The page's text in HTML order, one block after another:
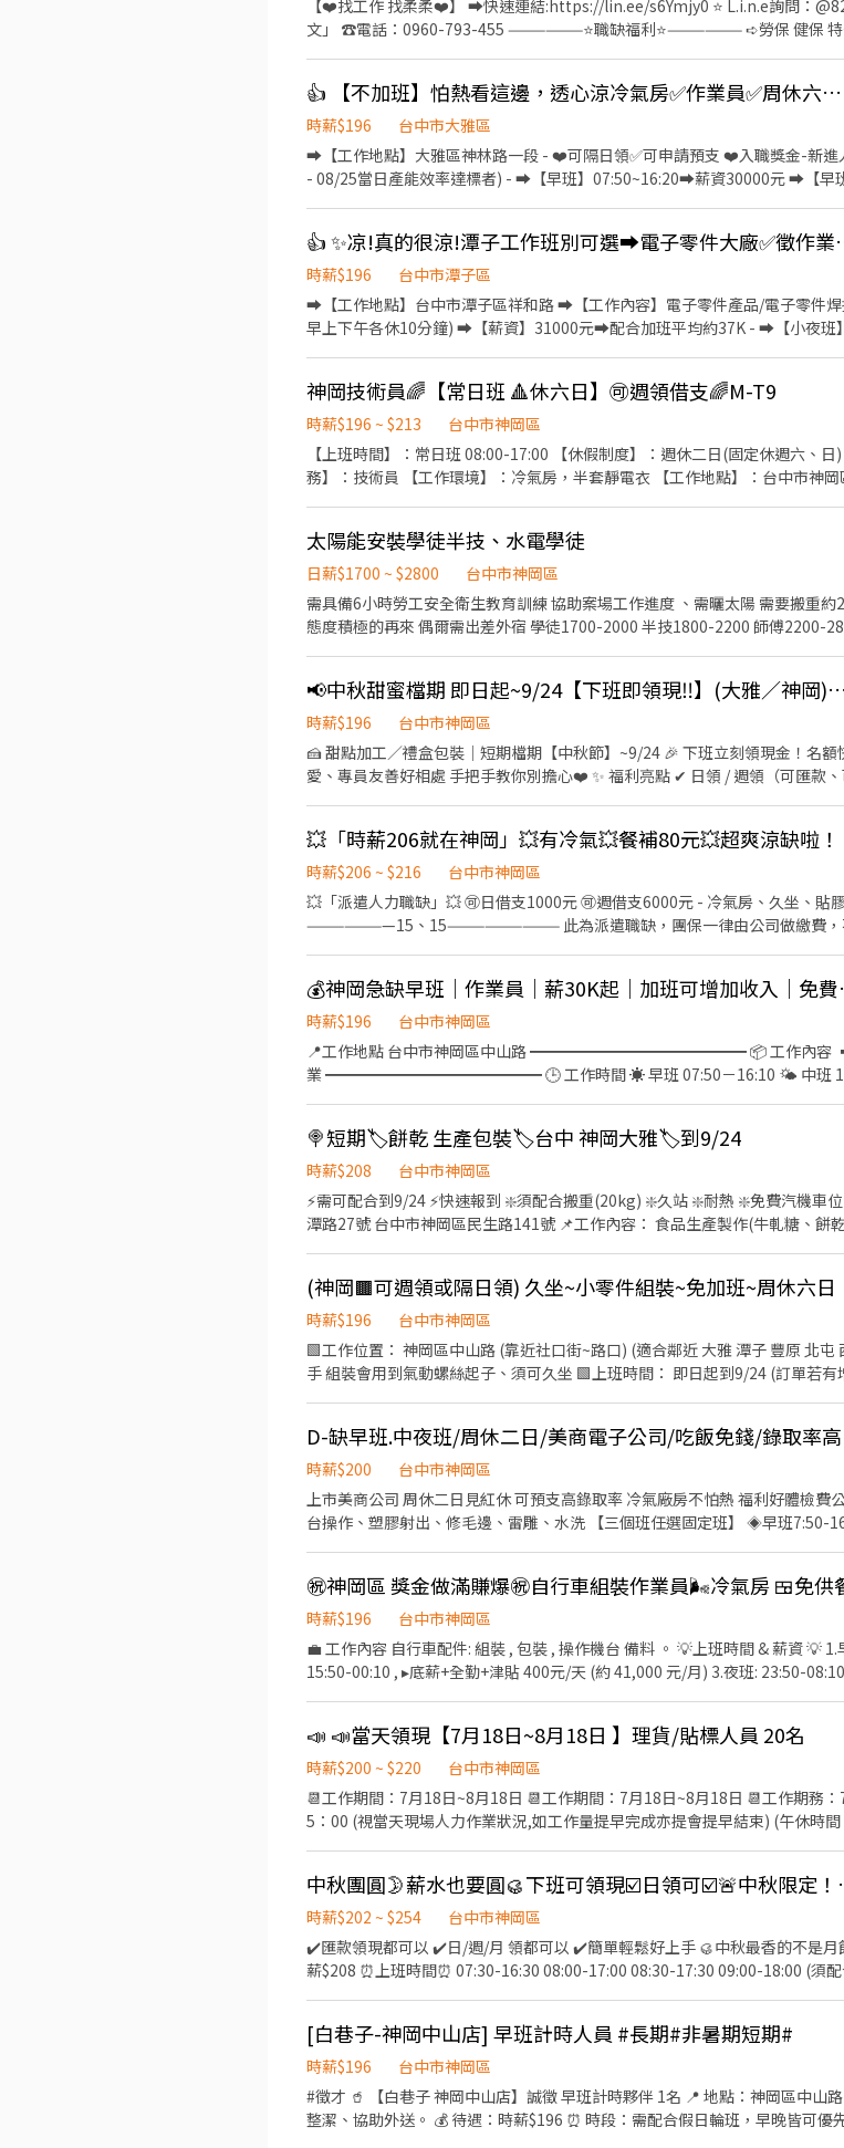
【❤️找工作 找柔柔❤️】 ➡️快速連結:https://lin.ee/s6Ymjy0 ⭐️ L.i.n.e詢問：
文」 ☎️電話：0960-793-455 ——————⭐️職缺福利⭐️—————— ➪勞保 健保 特
休二日 ➡️薪資每月10號發放 大小夜班需在薪夜班實習13:00-21:30(1-3個月) ⭐️培育獎金: 小夜班滿一個月2000元、兩個月4000
元、三個月5000元 大夜班滿一個月3000元、兩個月6000元、三個月8000元 ⭐️加班慰勞獎金: 每三個月累計加班大於 120 小時，
獎金 4000 元 每三個月加班時數大於90小時 未滿120時 獎金2000元 ⭐️久任獎金: 滿1個月1000元、滿3個月3000 元、滿6個月
3000 元 —————— ❁工作內容 ❁——————— ▪ 電子零
👍 【不加班】怕熱看這邊，透心涼冷氣房✅作業員✅周休六日👌免經驗可-綠
時薪$196
台中市大雅區
➡️【工作地點】大雅區神林路一段 - ❤️可隔日領✅可申請預支 ❤️入職獎金-新
- 08/25當日產能效率達標者) - ➡️【早班】07:50~16:20➡️薪資30000元 ➡️【早
名品牌手機加工 CNC機台操作.流水線組裝操作.品檢(依履歷安排部門.久站久
周休六日 ✅【安心就業】享有勞保.健保.團保.特休.勞退 ✅【吃飯】早中班免
【 我 要 應 徵 】 投遞履歷➡快速接洽面試 - ╔~~♥~~♥~~⭐️【 應徵方式
電話:0933670253 ☎️加賴詢問:@927wcdri 陳嘉嘉 ➡️火速找嘉嘉 https://
⭐️~~♥~~♥~~╝
👍 ✨凉!真的很
時薪$196
台中市潭子區
➡️【工作地點】台中市潭子區祥和路 ➡️【工作內容】電子零件產品/電子零件
早上下午各休10分鐘) ➡️【薪資】31000元➡️配合加班平均約37K - ➡️【小夜班
塊/H ➡️薪資39K起.配合加班平均約45K ✨需在新夜班實習(13:00~21:30) ❤️培
個月:8000元 - ❤️久任獎金❤️ 滿1個月可領1000元/次;滿3個月可領3000元/次;滿
✅【休假制度】周休六日 ✅【安心就業】享有勞保.健保.團保.特休.勞退 ✅【
✅【免費車位】免費汽機車停車位 - ❤️請先按 【 我 要 應 徵 】 投遞履歷➡快
⭐️~~♥~~♥~~╗ ↓↓找嘉嘉 工作攏低嘉↓↓ ☎️連絡電話:0933670253 ☎️加賴
https://lin.ee/Y30dLdb ╚~~♥~~♥~~⭐️【 快速找工作 】⭐️~~♥~~♥~~╝
神岡技術員🌈【常日班 🔺休六日】🉑週領借支🌈M-T9
時薪$196 ~ $213
台中市神岡區
【上班時間】：常日班 08:00-17:00 【休假制度】：週休二日(固定休週六、日) 【薪資待遇】：日班 30,000元/月 【工作職
務】：技術員 【工作環境】：冷氣房，半套靜電衣 【工作地點】：台中市神
仁加班賺錢 ⚡️免費汽、機車位 ⚡️享勞保、健保、勞退、團保、三節 ⚡️可週領 ⚡️久任獎金10000元 傳你的名
太陽能安裝學徒半技、水電學徒
日薪$1700 ~ $2800
台中市神岡區
需具備6小時勞工安全衛生教育訓練 協助案場工作進度 、需曬太陽 需要搬重
態度積極的再來 偶爾需出差外宿 學徒1700-2000 半技1800-
📢中秋甜蜜檔期 即日起~9/24【下班即領現‼️】(大雅／神岡)【簡單上手】
時薪$196
台中市神岡區
🍰 甜點加工／禮盒包裝｜短期檔期【中秋節】~9/24 🎉 下班立刻領現金！名額
愛、專員友善好相處 手把手教你別擔心❤️ ✨ 福利亮點 ✔ 日領 / 週領（可匯款、可現金） ✔ 上手快、環境乾淨、檔期工作穩定 📍
有超可愛柴柴可以嚕喔) ▬▬▬▬▬▬▬【快速報名】▬▬▬▬▬▬▬ 𝑳𝒊𝒏𝒆 𝒊𝒅：
0912126817 張小姐 加入後請截圖職缺文➡️私訊留下 ⌜姓名✚電話⌟ #免諮詢費
💥「時薪206就在神岡」💥有冷氣💥餐補80元💥超爽涼缺啦！
時薪$206 ~ $216
台中市神岡區
💥「派遣人力職缺」💥 🉑日借支1000元 🉑週借支6000元 - 冷氣房、久坐、貼
———————15、15————————— 此為派遣職缺，團保一律由公司做繳費，不
💰神岡急缺
時薪$196
台中市神岡區
📍工作地點 台中市神岡區中山路 ━━━━━━━━━━━━━━ 📦 工作內容 ▪ 組裝作業 ▪ 包裝作業 ▪ 機台操作 ▪ 需久站作
業 ━━━━━━━━━━━━━━ 🕒 工作時間 ☀️ 早班 07:50－16:10 🌤️ 中班 15:50－00:10 📅 周休二日
3,000元 ⭐ 年度變動獎金 依績效核發 ⭐ 介紹獎金 成功介紹新人任職滿6個月 可領取 3,000元 ━━━━━━━━━━━━━━ 🍱
免費供餐 📌 需配合加班安排 ✨ 固定班別 ✨ 周休二日 ✨ 福利制度完善 ✨ 免煩惱用餐問題 歡迎投遞履歷應徵！ 📩 立即應徵 點擊下
方連結或加入官方 L.I.N.E 截圖私訊【姓名＋手機】 官方 ID：@746lzapm（記得加小老鼠 @ 喔！） https://lin.ee/Z5lW7BX 首
誠人力－王小姐 ☎️ 04-2560-0907 分機 1101 歡迎私訊詢問面試資訊！ 🔥 名
餐，錯過可惜！
🍭短期🏷️餅乾 生產包裝🏷️台中 神岡大雅🏷️到9/24
時薪$208
台中市神岡區
⚡需可配合到9/24 ⚡快速報到 ❇️須配合搬重(20kg) ❇️久站 ❇️耐熱 ❇️免費汽機車位 📌工作地點：＜廠區主管安排＞ 台中市大雅區雅
潭路27號 台中市神岡區民生路141號 📌工作內容： 食品生產製作(牛軋糖、餅乾、蛋糕)、包裝、出貨、環境清潔 (依站別會需要
專員 ( 請截圖職缺標題+你的姓名 詢問 )
(神岡🟫可週領或隔日領) 久坐~小零件組裝~免加班~周休六日
時薪$196
台中市神岡區
🟩工作位置： 神岡區中山路 (靠近社口街~路口) (適合鄰近 大雅 潭子 豐原 北
手 組裝會用到氣動螺絲起子、須可久坐 🟩上班時間： 即日起到9/24 (訂單若有增加~依個人情況延長) 08:00~17:00 午休60分 午
D-缺早班.中夜班/周休二日/美商電子公司/吃飯免錢/錄取率高
時薪$200
台中市神岡區
上市美商公司 周休二日見紅休 可預支高錄取率 冷氣廠房不怕熱 福利好體檢費公司出 吃飯完全不用
台操作、塑膠射出、修毛邊、雷雕、水洗 【三個班任選固定班】 ◈早班7:50-16:20 / 8:00-17:00(需兩者時間可配合)
或加入官方癩:zxcv001728 留下姓名電話 截圖詢問我唷
㊗️神岡區 獎金做滿賺爆㊗️自行車組裝作業員🌬️冷氣房 🍱免供
時薪$196
台中市神岡區
💼 工作內容 自行車配件: 組裝 , 包裝 , 操作機台 備料 。 💡上班時間 & 薪資 💡 1.早上: 07:50-16:10 ▸底薪+全勤 32,200 元 2.中班:
15:50-00:10 , ▸底薪+全勤+津貼 400元/天 (約 41,000 元/月) 3.夜班: 23:50-08:10 , ▸底薪+全勤+津貼 550/天(約 44,300 元/月) ●周
2560 0907 #1100 𝕃𝕀ℕ𝔼 𝕀𝔻 @924lpgta (要加@喔) 快速加入: https://lin.ee/
📣 📣當天領現【7月18日~8月18日 】理貨/貼標人員 20名
時薪$200 ~ $220
台中市神岡區
📆工作期間：7月18日~8月18日 📆工作期間：7月18日~8月18日 📆工作期務：7月18日~8月18日 🕰工作時間： 早上9：00~下午
5：00 (視當天現場人力作業狀況,如工作量提早完成亦提會提早結束) (午休時間：
服裝、布鞋或安全鞋 📝備註： 一、體力活💪💪 二、如【無履歷】恕無法回覆，如有意願的話，請投遞履歷 三、上工請攜帶身分
證正、反面影本以便【投勞保】及填寫【勞務報酬單】
中秋團圓🌛
時薪$202 ~ $254
台中市神岡區
✔️匯款領現都可以 ✔️日/週/月 領都可以 ✔️簡單輕鬆好上手 🥮中秋最香的不是月餅，是薪水！ 🧧檔期日期🧧 報
薪$208 ⏰上班時間⏰ 07:30-16:30 08:00-17:00 08:30-17:30 09:00-18:00 (須配合輪班) 📦工作內容📦 1️⃣甜點生產製作 2️⃣甜甜產
稱呼您，謝謝❣️ 📣名額有限！心動不如馬上行動💓
[白巷子-神岡中山店] 早班計時人員 #長期#非暑期短期#
時薪$196
台中市神岡區
#徵才 🥤 【白巷子 神岡中山店】誠徵 早班計時夥伴 1名 📍 地點：神岡區中山
整潔、協助外送。 💰 待遇：時薪$196 ⏰ 時段：需配合假日輪班，早晚皆可